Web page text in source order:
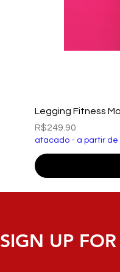
Legging Fitness
Price
R$249.90
atacado - a partir de
SIGN UP